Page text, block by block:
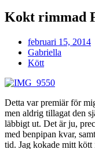
Kokt rimmad
februari 15, 2014
Gabriella
Kött
Detta var premiär för
men aldrig tillagat den
läbbigt ut. Det är ju,
med benpipan kvar,
tid. Jag kokade mitt kött